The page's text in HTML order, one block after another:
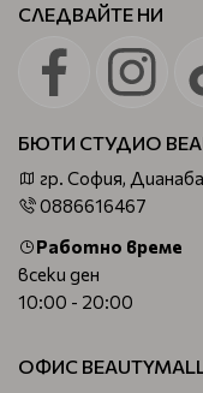
СЛЕДВАЙТЕ НИ
БЮТИ СТУДИО
гр. София,
0886616467
Работно време
всеки ден
10:00 - 20:00
ОФИС BEAUTYMALL